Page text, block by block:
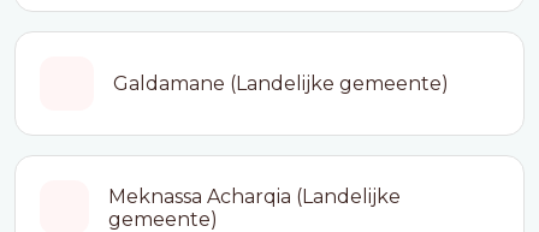
Galdamane (Landelijke gemeente)
Meknassa Acharqia (Landelijke
gemeente)